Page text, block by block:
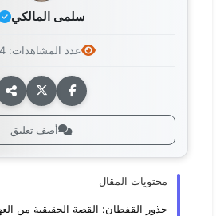
سلمى المالكي
عدد المشاهدات: 874
أضف تعليق
محتويات المقال
جذور القفطان: القصة الحقيقية من